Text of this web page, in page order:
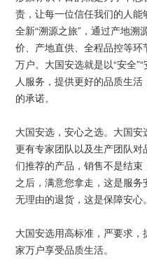
责，让每一位信任我们的人
全新“溯源之旅”，通过产地
价、产地直供、全程品控等
万户。大国安选就是以“安全
人服务，提供更好的品质生
的承诺。
大国安选，安心之选。大国
更有专家团队以及生产团队
们推荐的产品，销售不是结
之后，满意您拿走，这是服务
无理由的退货，这是保障安心。
大国安选用高标准，严要求
家万户享受品质生活。